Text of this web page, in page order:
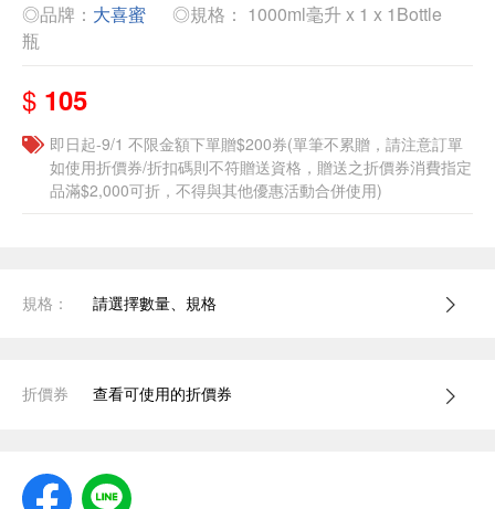
◎品牌： 大喜蜜
◎規格： 1000ml毫升 x 1 x 1Bottle
瓶
$ 105
即日起-9/1 不限金額下單贈$200券(單筆不累贈，請注意訂單
如使用折價券/折扣碼則不符贈送資格，贈送之折價券消費指定
品滿$2,000可折，不得與其他優惠活動合併使用)
規格： 請選擇數量、規格
折價券 查看可使用的折價券